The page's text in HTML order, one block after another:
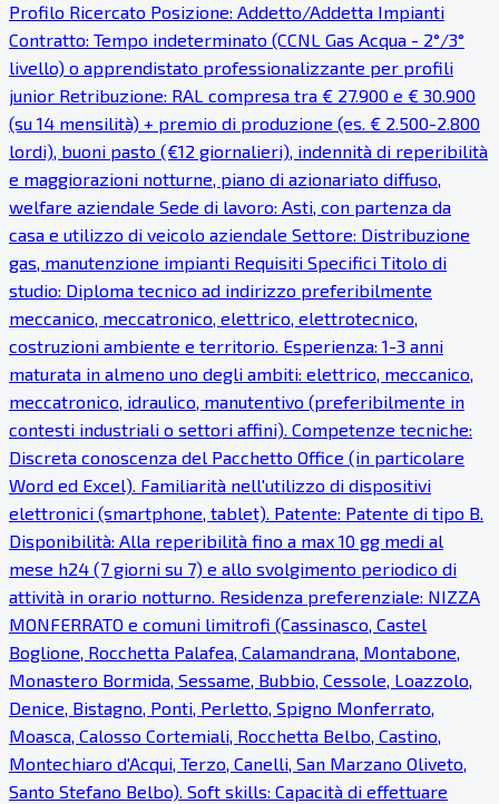
Profilo Ricercato Posizione: Addetto/Addetta Impianti
Contratto: Tempo indeterminato (CCNL Gas Acqua - 2°/3°
livello) o apprendistato professionalizzante per profili
junior Retribuzione: RAL compresa tra € 27.900 e € 30.900
(su 14 mensilità) + premio di produzione (es. € 2.500-2.800
lordi), buoni pasto (€12 giornalieri), indennità di reperibilità
e maggiorazioni notturne, piano di azionariato diffuso,
welfare aziendale Sede di lavoro: Asti, con partenza da
casa e utilizzo di veicolo aziendale Settore: Distribuzione
gas, manutenzione impianti Requisiti Specifici Titolo di
studio: Diploma tecnico ad indirizzo preferibilmente
meccanico, meccatronico, elettrico, elettrotecnico,
costruzioni ambiente e territorio. Esperienza: 1-3 anni
maturata in almeno uno degli ambiti: elettrico, meccanico,
meccatronico, idraulico, manutentivo (preferibilmente in
contesti industriali o settori affini). Competenze tecniche:
Discreta conoscenza del Pacchetto Office (in particolare
Word ed Excel). Familiarità nell'utilizzo di dispositivi
elettronici (smartphone, tablet). Patente: Patente di tipo B.
Disponibilità: Alla reperibilità fino a max 10 gg medi al
mese h24 (7 giorni su 7) e allo svolgimento periodico di
attività in orario notturno. Residenza preferenziale: NIZZA
MONFERRATO e comuni limitrofi (Cassinasco, Castel
Boglione, Rocchetta Palafea, Calamandrana, Montabone,
Monastero Bormida, Sessame, Bubbio, Cessole, Loazzolo,
Denice, Bistagno, Ponti, Perletto, Spigno Monferrato,
Moasca, Calosso Cortemiali, Rocchetta Belbo, Castino,
Montechiaro d'Acqui, Terzo, Canelli, San Marzano Oliveto,
Santo Stefano Belbo). Soft skills: Capacità di effettuare